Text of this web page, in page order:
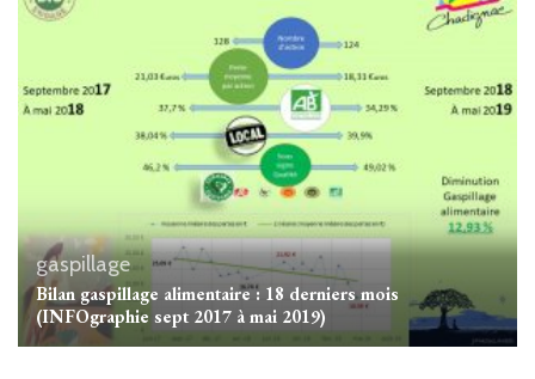
gaspillage
Bilan gaspillage alimentaire : 18 derniers mois
(INFOgraphie sept 2017 à mai 2019)